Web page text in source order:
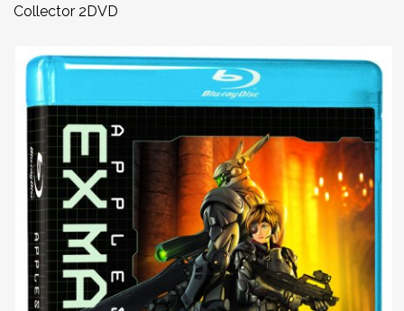
Collector 2DVD